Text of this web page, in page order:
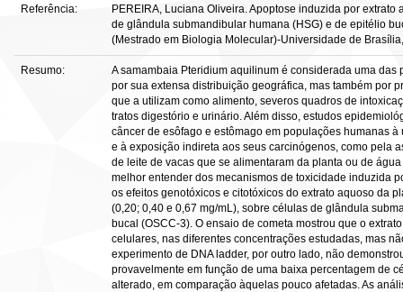
Referência:
PEREIRA, Luciana Oliveira. Apoptose induzida por
de glândula submandibular humana (HSG) e de epitélio
(Mestrado em Biologia Molecular)-Universidade de
Resumo:
A samambaia Pteridium aquilinum é considerada uma das
por sua extensa distribuição geográfica, mas também por
que a utilizam como alimento, severos quadros de
tratos digestório e urinário. Além disso, estudos
câncer de esôfago e estômago em populações humanas
e à exposição indireta aos seus carcinógenos, como pela
de leite de vacas que se alimentaram da planta ou de
melhor entender dos mecanismos de toxicidade induzida
os efeitos genotóxicos e citotóxicos do extrato aquoso da
(0,20; 0,40 e 0,67 mg/mL), sobre células de glândula
bucal (OSCC-3). O ensaio de cometa mostrou que o
celulares, nas diferentes concentrações estudadas, mas
experimento de DNA ladder, por outro lado, não
provavelmente em função de uma baixa percentagem de
alterado, em comparação àquelas pouco afetadas. As